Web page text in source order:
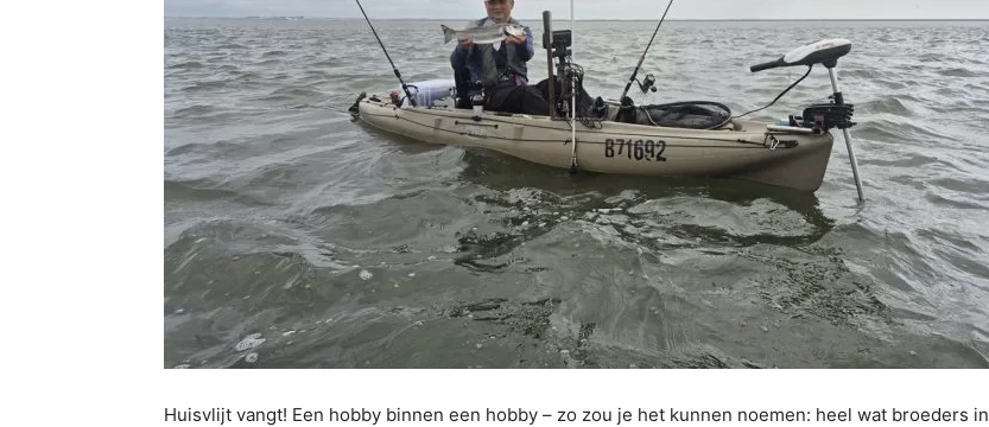
Huisvlijt vangt! Een hobby binnen een hobby – zo zou je het kunnen noemen: heel wat broeders in